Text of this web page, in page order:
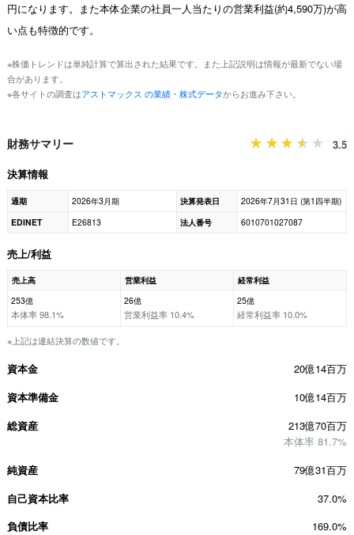
円になります。また本体企業の社員一人当たりの営業利益(約4,590万)が高
い点も特徴的です。
※株価トレンドは単純計算で算出された結果です。また上記説明は情報が最新でない場
合があります。
※各サイトの調査はアストマックス の業績・株式データからお進み下さい。
財務サマリー
3.5
決算情報
通期 2026年3月期 決算発表日
2026年7月31日 (第1四半期)
EDINET
E26813 法人番号 6010701027087
売上/利益
売上高 営業利益
経常利益
253億
本体率 98.1%
26億
営業利益率 10.4%
25億
経常利益率 10.0%
※上記は連結決算の数値です。
資本金
20億14百万
資本準備金
10億14百万
総資産
213億70百万
本体率 81.7%
純資産
79億31百万
自己資本比率
37.0%
負債比率
169.0%